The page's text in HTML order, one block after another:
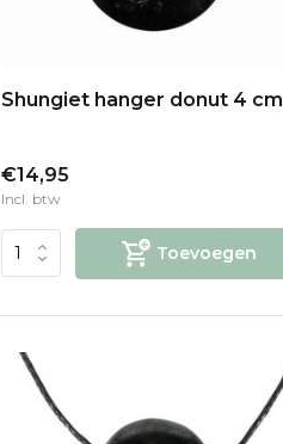
Shungiet hanger donut 4 cm
€14,95
Incl. btw
Toevoegen